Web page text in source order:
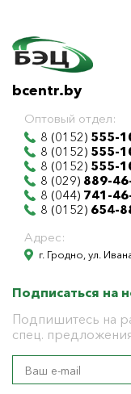
bcentr.by
Оптовый отдел:
8 (0152) 555-
8 (0152) 555-
8 (0152) 555-
8 (029) 889-
8 (044) 741-
8 (0152) 654-
Адрес:
г. Гродно, ул.
Подписаться на
Подпишитесь на
спец.